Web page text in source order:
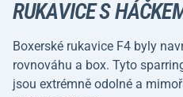
RUKAVICE S
Boxerské rukavice F4 byly
rovnováhu a box. Tyto
jsou extrémně odolné a